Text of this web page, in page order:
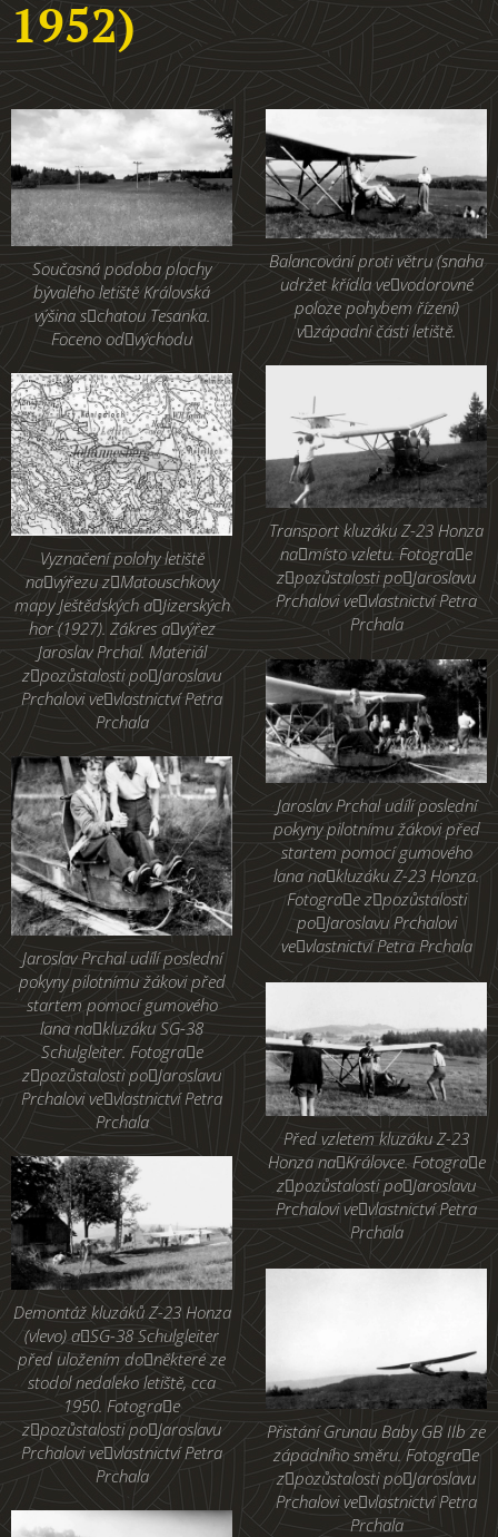
1952)
Současná podoba plochy
bývalého letiště Královská
výšina schatou Tesanka.
Foceno odvýchodu
Balancování proti větru (snaha
udržet křídla vevodorovné
poloze pohybem řízení)
vzápadní části letiště.
Transport kluzáku Z-23 Honza
namísto vzletu. Fotograe
zpozůstalosti poJaroslavu
Prchalovi vevlastnictví Petra
Prchala
Vyznačení polohy letiště
navýřezu zMatouschkovy
mapy Ještědských aJizerských
hor (1927). Zákres avýřez
Jaroslav Prchal. Materiál
zpozůstalosti poJaroslavu
Prchalovi vevlastnictví Petra
Prchala
Jaroslav Prchal udílí poslední
pokyny pilotnímu žákovi před
startem pomocí gumového
lana nakluzáku Z-23 Honza.
Fotograe zpozůstalosti
poJaroslavu Prchalovi
vevlastnictví Petra Prchala
Jaroslav Prchal udílí poslední
pokyny pilotnímu žákovi před
startem pomocí gumového
lana nakluzáku SG-38
Schulgleiter. Fotograe
zpozůstalosti poJaroslavu
Prchalovi vevlastnictví Petra
Prchala
Před vzletem kluzáku Z-23
Honza naKrálovce. Fotograe
zpozůstalosti poJaroslavu
Prchalovi vevlastnictví Petra
Prchala
Demontáž kluzáků Z-23 Honza
(vlevo) aSG-38 Schulgleiter
před uložením doněkteré ze
stodol nedaleko letiště, cca
1950. Fotograe
zpozůstalosti poJaroslavu
Prchalovi vevlastnictví Petra
Prchala
Přistání Grunau Baby GB IIb ze
západního směru. Fotograe
zpozůstalosti poJaroslavu
Prchalovi vevlastnictví Petra
Prchala